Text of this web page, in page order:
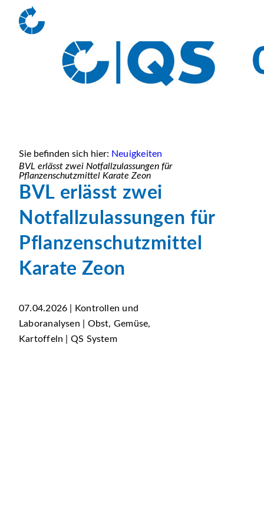
Sie befinden sich hier: Neuigkeiten
BVL erlässt zwei Notfallzulassungen für
Pflanzenschutzmittel Karate Zeon
BVL erlässt zwei
Notfallzulassungen für
Pflanzenschutzmittel
Karate Zeon
07.04.2026 | Kontrollen und
Laboranalysen | Obst, Gemüse,
Kartoffeln | QS System